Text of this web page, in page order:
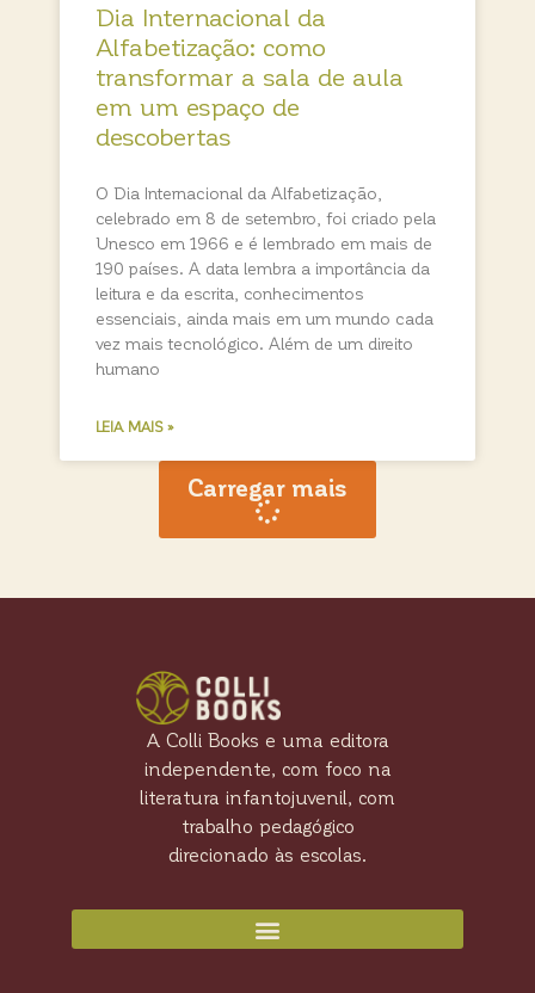
Dia Internacional da
Alfabetização: como
transformar a sala de aula
em um espaço de
descobertas
O Dia Internacional da Alfabetização,
celebrado em 8 de setembro, foi criado pela
Unesco em 1966 e é lembrado em mais de
190 países. A data lembra a importância da
leitura e da escrita, conhecimentos
essenciais, ainda mais em um mundo cada
vez mais tecnológico. Além de um direito
humano
LEIA MAIS »
Carregar mais
A Colli Books e uma editora
independente, com foco na
literatura infantojuvenil, com
trabalho pedagógico
direcionado às escolas.